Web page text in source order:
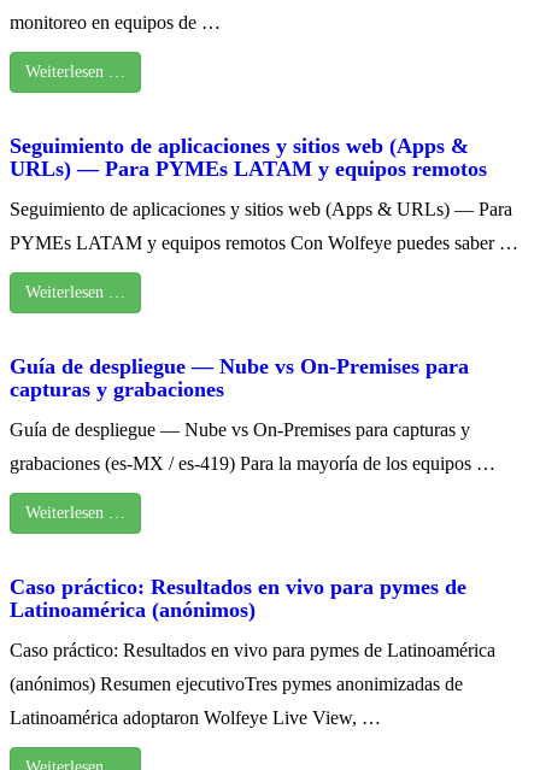
monitoreo en equipos de …
Weiterlesen …
Seguimiento de aplicaciones y sitios web (Apps &
URLs) — Para PYMEs LATAM y equipos remotos
Seguimiento de aplicaciones y sitios web (Apps & URLs) — Para
PYMEs LATAM y equipos remotos Con Wolfeye puedes saber …
Weiterlesen …
Guía de despliegue — Nube vs On‑Premises para
capturas y grabaciones
Guía de despliegue — Nube vs On‑Premises para capturas y
grabaciones (es‑MX / es‑419) Para la mayoría de los equipos …
Weiterlesen …
Caso práctico: Resultados en vivo para pymes de
Latinoamérica (anónimos)
Caso práctico: Resultados en vivo para pymes de Latinoamérica
(anónimos) Resumen ejecutivoTres pymes anonimizadas de
Latinoamérica adoptaron Wolfeye Live View, …